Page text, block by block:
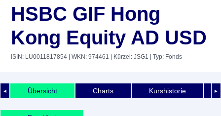
HSBC GIF Hong
Kong Equity AD USD
ISIN: LU0011817854 | WKN: 974461 | Kürzel: JSG1 | Typ: Fonds
◄ ►
Übersicht Charts Kurshistorie